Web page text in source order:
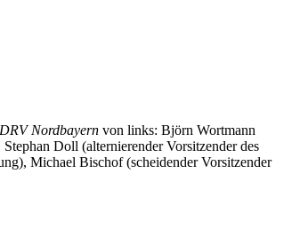
DRV Nordbayern von links: Björn Wortmann
Doll (alternierender Vorsitzender des
Michael Bischof (scheidender Vorsitzender